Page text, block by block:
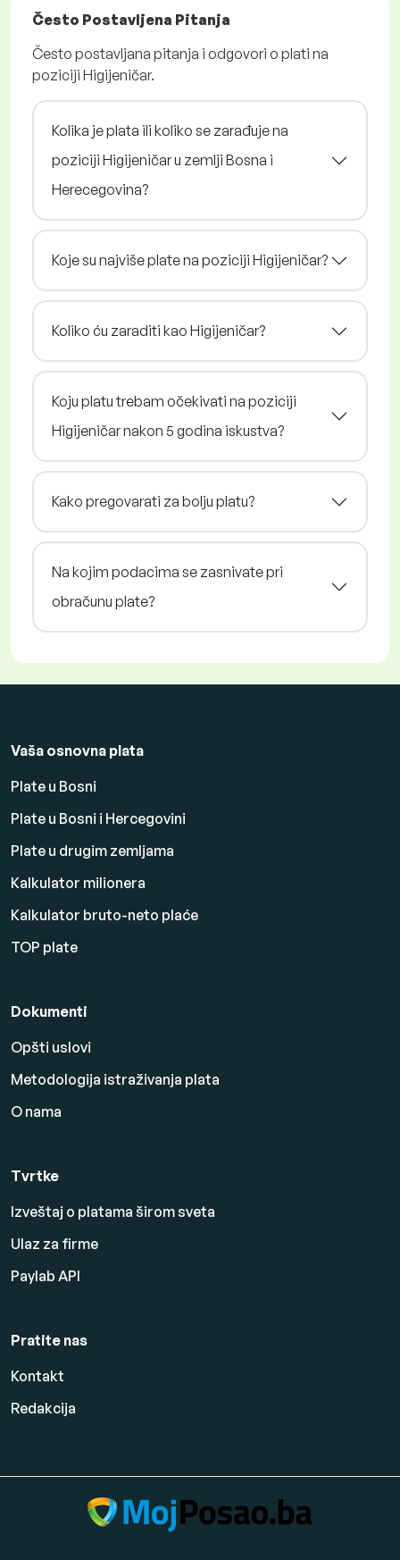
Često Postavljena Pitanja
Često postavljana pitanja i odgovori o plati na
poziciji Higijeničar.
Kolika je plata ili koliko se zarađuje na
poziciji Higijeničar u zemlji Bosna i
Herecegovina?
Koje su najviše plate na poziciji Higijeničar?
Koliko ću zaraditi kao Higijeničar?
Koju platu trebam očekivati na poziciji
Higijeničar nakon 5 godina iskustva?
Kako pregovarati za bolju platu?
Na kojim podacima se zasnivate pri
obračunu plate?
Vaša osnovna plata
Plate u Bosni
Plate u Bosni i Hercegovini
Plate u drugim zemljama
Kalkulator milionera
Kalkulator bruto-neto plaće
TOP plate
Dokumenti
Opšti uslovi
Metodologija istraživanja plata
O nama
Tvrtke
Izveštaj o platama širom sveta
Ulaz za firme
Paylab API
Pratite nas
Kontakt
Redakcija